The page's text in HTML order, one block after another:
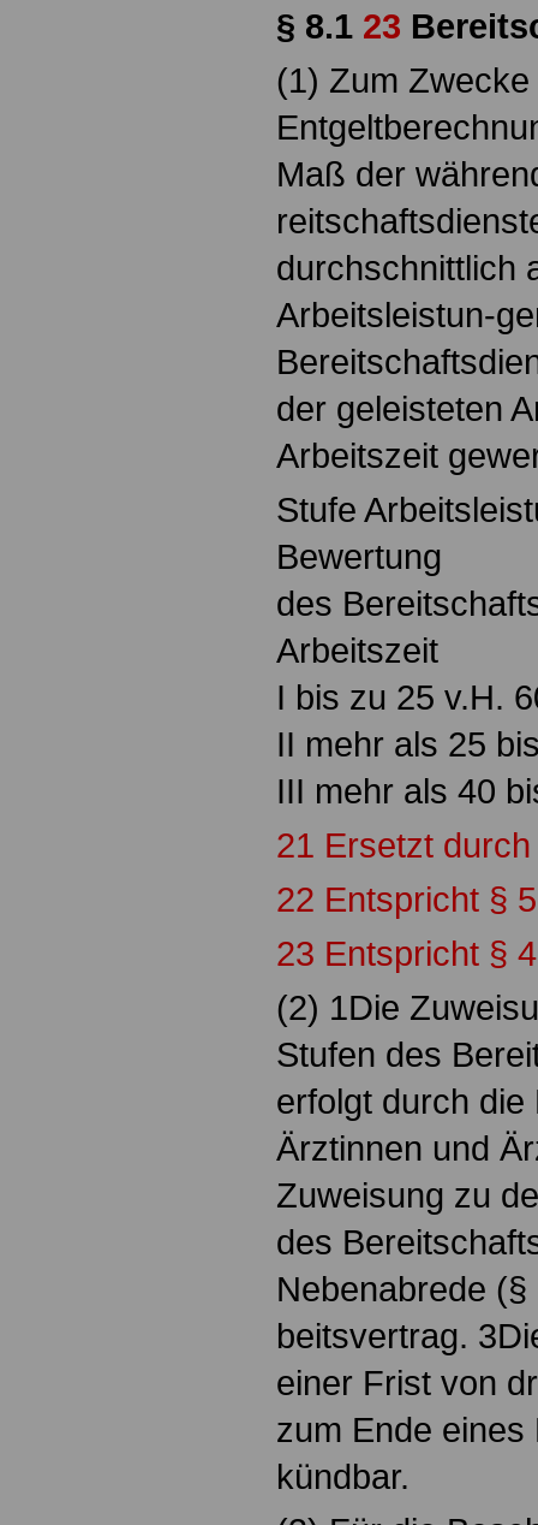
§ 8.1 23
(1) Zum Zwecke
Maß der
durchschnittlich
Arbeitsleistun-
der geleisteten
Arbeitszeit
Stufe
Bewertung
des
Arbeitszeit
I bis zu 25 v.H.
II mehr als 25
III mehr als 40
21 Ersetzt
22 Entspricht §
23 Entspricht §
(2) 1Die
Stufen des
erfolgt durch die
Ärztinnen und
Zuweisung zu
des
Nebenabrede
beitsvertrag.
einer Frist von
zum Ende eines
kündbar.